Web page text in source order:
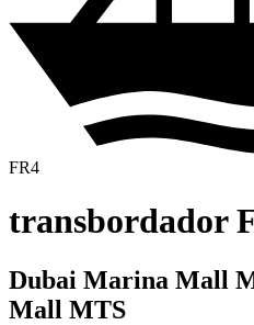
FR4
transbordador
Dubai Marina Mall
Mall MTS